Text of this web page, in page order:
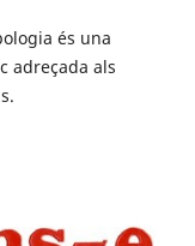
és una
adreçada als